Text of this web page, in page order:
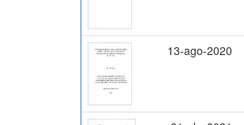
13-ago-2020